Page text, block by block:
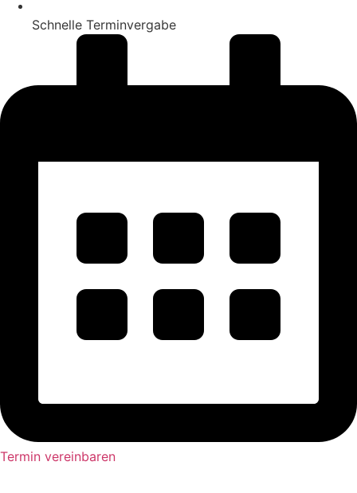
Schnelle Terminvergabe
Termin vereinbaren